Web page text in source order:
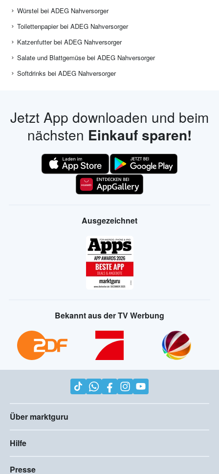
Würstel bei ADEG Nahversorger
Toilettenpapier bei ADEG Nahversorger
Katzenfutter bei ADEG Nahversorger
Salate und Blattgemüse bei ADEG Nahversorger
Softdrinks bei ADEG Nahversorger
Jetzt App downloaden und beim
nächsten Einkauf sparen!
Ausgezeichnet
Bekannt aus der TV Werbung
Über marktguru
Hilfe
Presse